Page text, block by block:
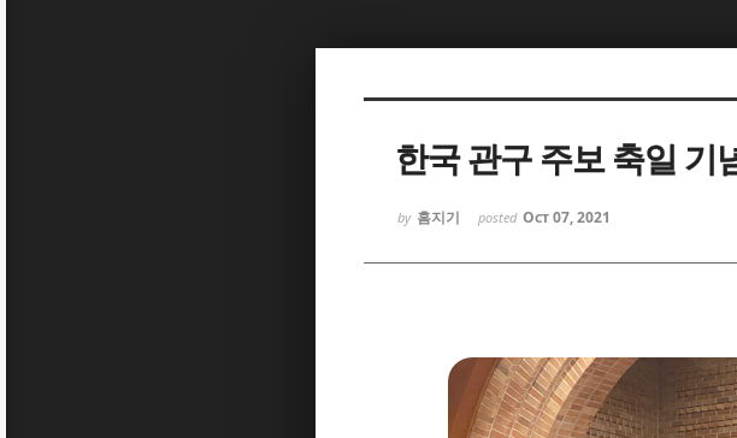
한국 관구 주보 축일 기
by 홈지기 posted Oct 07, 2021
Sketchbook5, 스케치북5
Sketchbook5, 스케치북5